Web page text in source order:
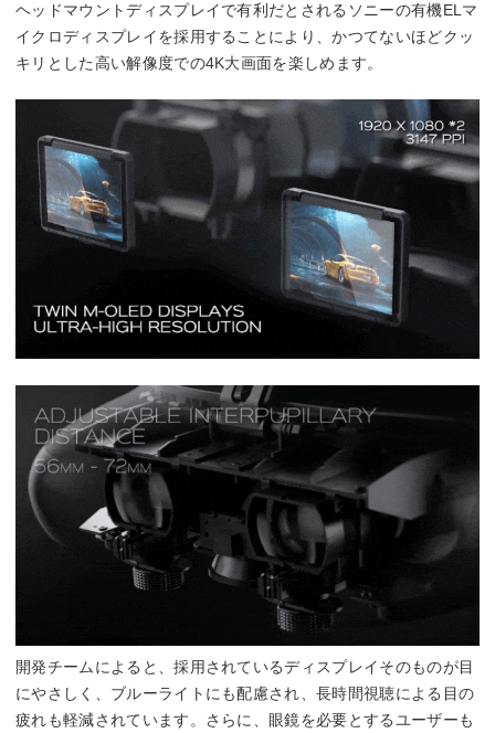
ヘッドマウントディスプレイで有利だとされるソニーの有機ELマ
イクロディスプレイを採用することにより、かつてないほどクッ
キリとした高い解像度での4K大画面を楽しめます。
開発チームによると、採用されているディスプレイそのものが目
にやさしく、ブルーライトにも配慮され、長時間視聴による目の
疲れも軽減されています。さらに、眼鏡を必要とするユーザーも